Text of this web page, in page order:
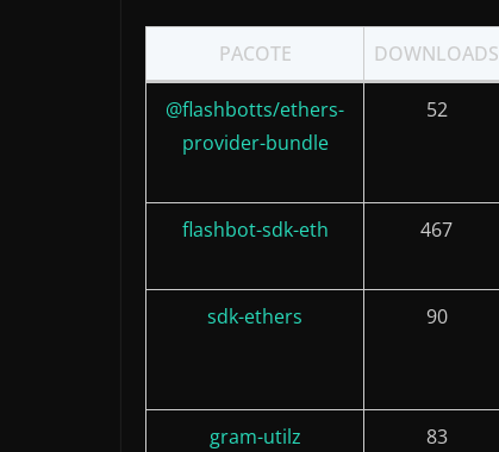
PACOTE DOWNLOADS
@flashbotts/ethers-
provider-bundle
52
flashbot-sdk-eth 467
sdk-ethers 90
gram-utilz 83